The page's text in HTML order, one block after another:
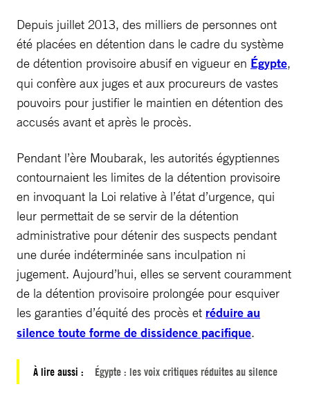
Depuis juillet 2013, des milliers de personnes ont
été placées en détention dans le cadre du système
de détention provisoire abusif en vigueur en Égypte,
qui confère aux juges et aux procureurs de vastes
pouvoirs pour justifier le maintien en détention des
accusés avant et après le procès.
Pendant l’ère Moubarak, les autorités égyptiennes
contournaient les limites de la détention provisoire
en invoquant la Loi relative à l’état d’urgence, qui
leur permettait de se servir de la détention
administrative pour détenir des suspects pendant
une durée indéterminée sans inculpation ni
jugement. Aujourd’hui, elles se servent couramment
de la détention provisoire prolongée pour esquiver
les garanties d’équité des procès et réduire au
silence toute forme de dissidence pacifique.
À lire aussi : Égypte : les voix critiques réduites au silence